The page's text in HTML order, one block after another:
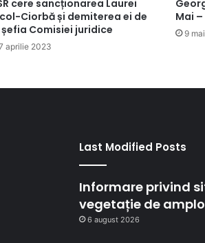
cere sancționarea Laurei
Ciorbă și demiterea ei de
Comisiei juridice
aprilie 2023
Mai
9
Last Modified Posts
Informare privind
vegetație de
6 august 2026